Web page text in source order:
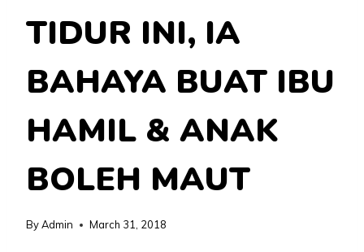
TIDUR INI, IA
BAHAYA BUAT IBU
HAMIL & ANAK
BOLEH MAUT
ByAdmin March 31, 2018